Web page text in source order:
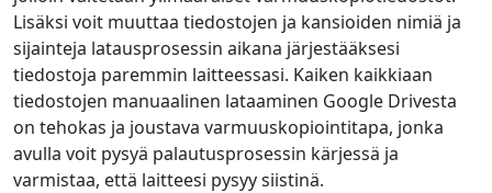
Lisäksi voit muuttaa tiedostojen ja kansioiden nimiä ja
sijainteja latausprosessin aikana järjestääksesi
tiedostoja paremmin laitteessasi. Kaiken kaikkiaan
tiedostojen manuaalinen lataaminen Google Drivesta
on tehokas ja joustava varmuuskopiointitapa, jonka
avulla voit pysyä palautusprosessin kärjessä ja
varmistaa, että laitteesi pysyy siistinä.